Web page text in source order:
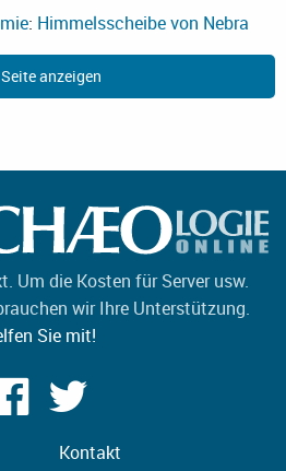
: Himmelsscheibe von Nebra
anzeigen
Um die Kosten für Server usw.
wir Ihre Unterstützung.
Sie mit!
Kontakt